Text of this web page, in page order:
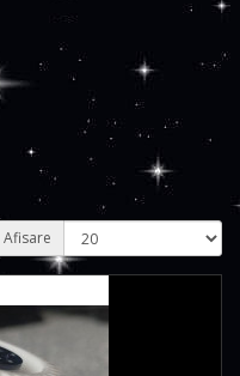
Afisare